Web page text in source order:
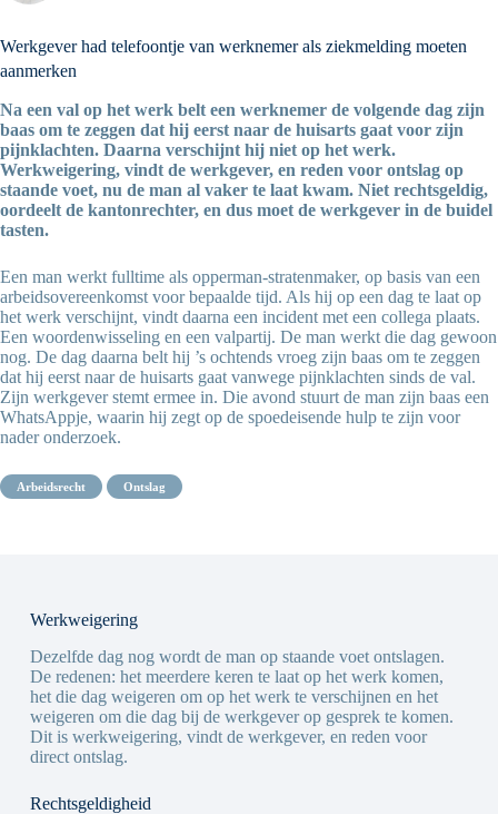
Werkgever had telefoontje van werknemer als ziekmelding moeten
aanmerken
Na een val op het werk belt een werknemer de volgende dag zijn
baas om te zeggen dat hij eerst naar de huisarts gaat voor zijn
pijnklachten. Daarna verschijnt hij niet op het werk.
Werkweigering, vindt de werkgever, en reden voor ontslag op
staande voet, nu de man al vaker te laat kwam. Niet rechtsgeldig,
oordeelt de kantonrechter, en dus moet de werkgever in de buidel
tasten.
Een man werkt fulltime als opperman-stratenmaker, op basis van een
arbeidsovereenkomst voor bepaalde tijd. Als hij op een dag te laat op
het werk verschijnt, vindt daarna een incident met een collega plaats.
Een woordenwisseling en een valpartij. De man werkt die dag gewoon
nog. De dag daarna belt hij ’s ochtends vroeg zijn baas om te zeggen
dat hij eerst naar de huisarts gaat vanwege pijnklachten sinds de val.
Zijn werkgever stemt ermee in. Die avond stuurt de man zijn baas een
WhatsAppje, waarin hij zegt op de spoedeisende hulp te zijn voor
nader onderzoek.
arbeidsrecht ontslag
Werkweigering
Dezelfde dag nog wordt de man op staande voet ontslagen.
De redenen: het meerdere keren te laat op het werk komen,
het die dag weigeren om op het werk te verschijnen en het
weigeren om die dag bij de werkgever op gesprek te komen.
Dit is werkweigering, vindt de werkgever, en reden voor
direct ontslag.
Rechtsgeldigheid